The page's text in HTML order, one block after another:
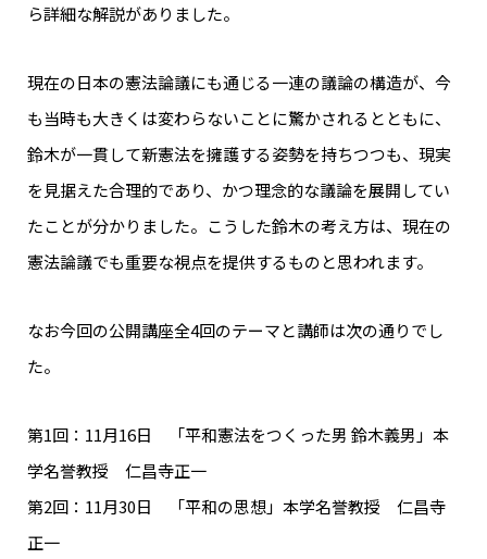
ら詳細な解説がありました。
現在の日本の憲法論議にも通じる一連の議論の構造が、今
も当時も大きくは変わらないことに驚かされるとともに、
鈴木が一貫して新憲法を擁護する姿勢を持ちつつも、現実
を見据えた合理的であり、かつ理念的な議論を展開してい
たことが分かりました。こうした鈴木の考え方は、現在の
憲法論議でも重要な視点を提供するものと思われます。
なお今回の公開講座全4回のテーマと講師は次の通りでし
た。
第1回：11月16日 「平和憲法をつくった男 鈴木義男」本
学名誉教授 仁昌寺正一
第2回：11月30日 「平和の思想」本学名誉教授 仁昌寺
正一